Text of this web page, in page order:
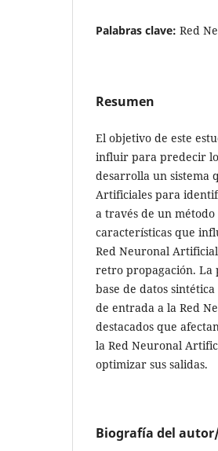
Palabras clave: Red
Resumen
El objetivo de este
influir para predecir
desarrolla un sistema
Artificiales para
a través de un
características que
Red Neuronal
retro propagación. La
base de datos
de entrada a la Red
destacados que
la Red Neuronal
optimizar sus salidas.
Biografía del